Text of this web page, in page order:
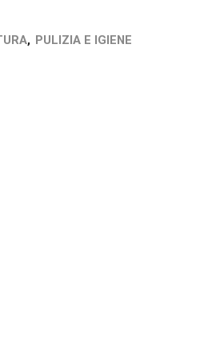
, PULIZIA E IGIENE